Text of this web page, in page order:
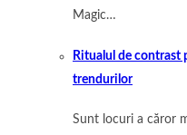
Magic…
Ritualul de contrast
trendurilor
Sunt locuri a căror